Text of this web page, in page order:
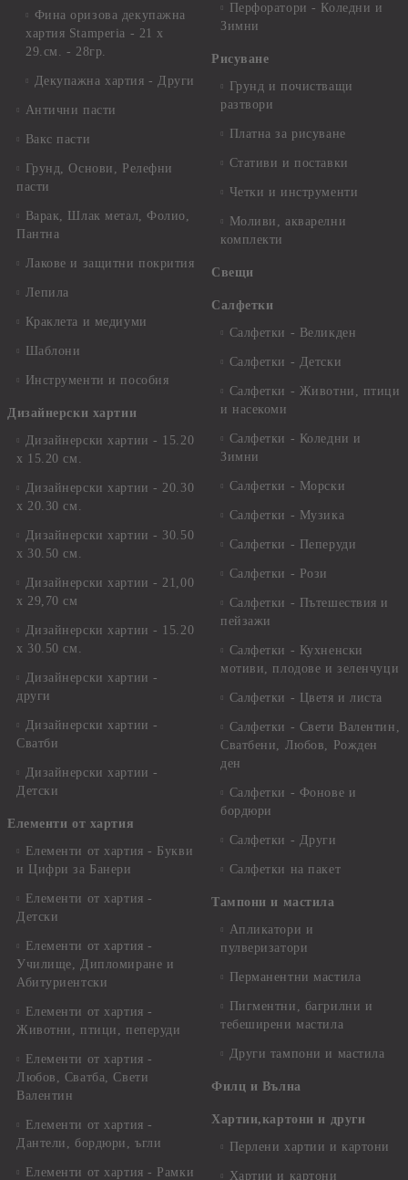
Фина оризова декупажна
хартия Stamperia - 21 х
29.см. - 28гр.
Декупажна хартия - Други
Антични пасти
Вакс пасти
Грунд, Основи, Релефни
пасти
Варак, Шлак метал, Фолио,
Пантна
Лакове и защитни покрития
Лепила
Краклета и медиуми
Шаблони
Инструменти и пособия
Дизайнерски хартии
Дизайнерски хартии - 15.20
х 15.20 см.
Дизайнерски хартии - 20.30
х 20.30 см.
Дизайнерски хартии - 30.50
х 30.50 см.
Дизайнерски хартии - 21,00
х 29,70 см
Дизайнерски хартии - 15.20
x 30.50 см.
Дизайнерски хартии -
други
Дизайнерски хартии -
Сватби
Дизайнерски хартии -
Детски
Елементи от хартия
Елементи от хартия - Букви
и Цифри за Банери
Елементи от хартия -
Детски
Елементи от хартия -
Училище, Дипломиране и
Абитуриентски
Елементи от хартия -
Животни, птици, пеперуди
Елементи от хартия -
Любов, Сватба, Свети
Валентин
Елементи от хартия -
Дантели, бордюри, ъгли
Елементи от хартия - Рамки
Перфоратори - Коледни и
Зимни
Рисуване
Грунд и почистващи
разтвори
Платна за рисуване
Стативи и поставки
Четки и инструменти
Моливи, акварелни
комплекти
Свещи
Салфетки
Салфетки - Великден
Салфетки - Детски
Салфетки - Животни, птици
и насекоми
Салфетки - Коледни и
Зимни
Салфетки - Морски
Салфетки - Музика
Салфетки - Пеперуди
Салфетки - Рози
Салфетки - Пътешествия и
пейзажи
Салфетки - Кухненски
мотиви, плодове и зеленчуци
Салфетки - Цветя и листа
Салфетки - Свети Валентин,
Сватбени, Любов, Рожден
ден
Салфетки - Фонове и
бордюри
Салфетки - Други
Салфетки на пакет
Тампони и мастила
Апликатори и
пулверизатори
Перманентни мастила
Пигментни, багрилни и
тебеширени мастила
Други тампони и мастила
Филц и Вълна
Хартии,картони и други
Перлени хартии и картони
Хартии и картони